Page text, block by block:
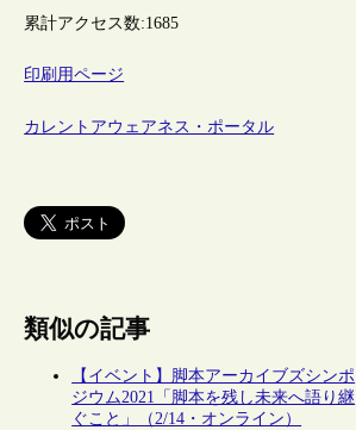
累計アクセス数:1685
印刷用ページ
カレントアウェアネス・ポータル
類似の記事
【イベント】脚本アーカイブズシンポ
ジウム2021「脚本を残し未来へ語り継
ぐこと」（2/14・オンライン）